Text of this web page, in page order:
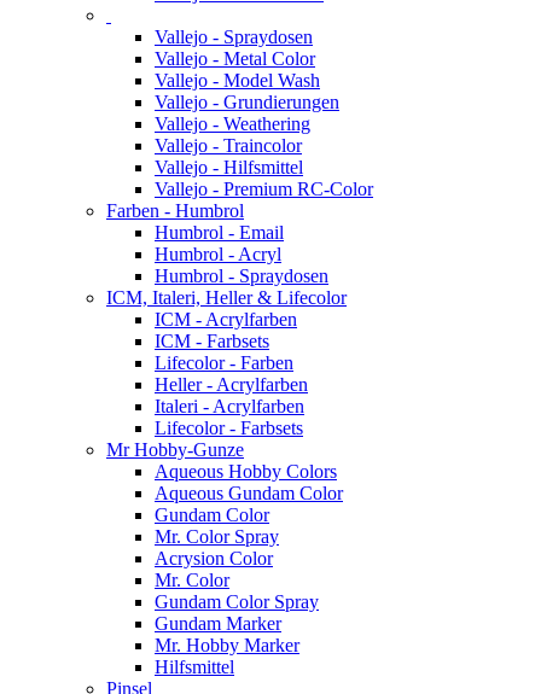
Vallejo - Spraydosen
Vallejo - Metal Color
Vallejo - Model Wash
Vallejo - Grundierungen
Vallejo - Weathering
Vallejo - Traincolor
Vallejo - Hilfsmittel
Vallejo - Premium RC-Color
Farben - Humbrol
Humbrol - Email
Humbrol - Acryl
Humbrol - Spraydosen
ICM, Italeri, Heller & Lifecolor
ICM - Acrylfarben
ICM - Farbsets
Lifecolor - Farben
Heller - Acrylfarben
Italeri - Acrylfarben
Lifecolor - Farbsets
Mr Hobby-Gunze
Aqueous Hobby Colors
Aqueous Gundam Color
Gundam Color
Mr. Color Spray
Acrysion Color
Mr. Color
Gundam Color Spray
Gundam Marker
Mr. Hobby Marker
Hilfsmittel
Pinsel